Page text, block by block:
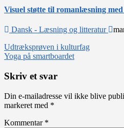
Visuel støtte til romanlæsning
Dansk - Læsning og litteratur
Indlægsnavigation
Udtræksprøven i kulturfag
Yoga på smartboardet
Skriv et svar
Din e-mailadresse vil ikke blive
markeret med *
Kommentar *